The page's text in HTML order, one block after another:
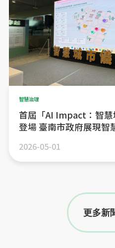
首屆「AI Impact：智慧
登場 臺南市政府展現智
智慧治理
2026-05-01
更多新